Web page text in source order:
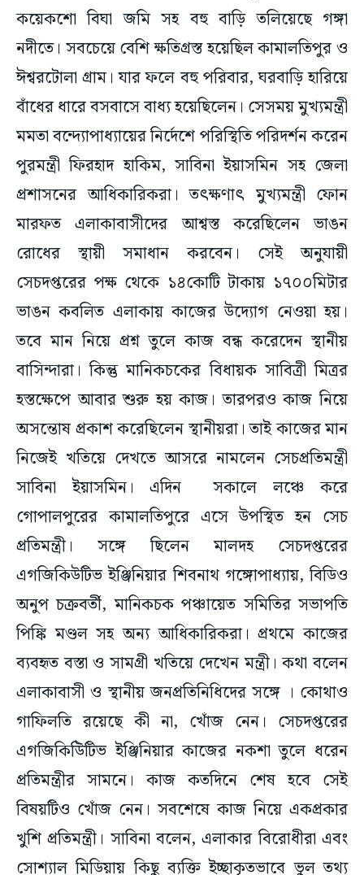
কয়েকশো বিঘা জমি সহ বহু বাড়ি তলিয়েছে গঙ্গা
নদীতে। সবচেয়ে বেশি ক্ষতিগ্রস্ত হয়েছিল কামালতিপুর ও
ঈশ্বরটোলা গ্রাম। যার ফলে বহু পরিবার, ঘরবাড়ি হারিয়ে
বাঁধের ধারে বসবাসে বাধ্য হয়েছিলেন। সেসময় মুখ্যমন্ত্রী
মমতা বন্দ্যোপাধ্যায়ের নির্দেশে পরিস্থিতি পরিদর্শন করেন
পুরমন্ত্রী ফিরহাদ হাকিম, সাবিনা ইয়াসমিন সহ জেলা
প্রশাসনের আধিকারিকরা। তৎক্ষণাৎ মুখ্যমন্ত্রী ফোন
মারফত এলাকাবাসীদের আশ্বস্ত করেছিলেন ভাঙন
রোধের স্থায়ী সমাধান করবেন। সেই অনুযায়ী
সেচদপ্তরের পক্ষ থেকে ১৪কোটি টাকায় ১৭০০মিটার
ভাঙন কবলিত এলাকায় কাজের উদ্যোগ নেওয়া হয়।
তবে মান নিয়ে প্রশ্ন তুলে কাজ বন্ধ করেদেন স্থানীয়
বাসিন্দারা। কিন্তু মানিকচকের বিধায়ক সাবিত্রী মিত্রর
হস্তক্ষেপে আবার শুরু হয় কাজ। তারপরও কাজ নিয়ে
অসন্তোষ প্রকাশ করেছিলেন স্থানীয়রা। তাই কাজের মান
নিজেই খতিয়ে দেখতে আসরে নামলেন সেচপ্রতিমন্ত্রী
সাবিনা ইয়াসমিন। এদিন সকালে লঞ্চে করে
গোপালপুরের কামালতিপুরে এসে উপস্থিত হন সেচ
প্রতিমন্ত্রী। সঙ্গে ছিলেন মালদহ সেচদপ্তরের
এগজিকিউটিভ ইঞ্জিনিয়ার শিবনাথ গঙ্গোপাধ্যায়, বিডিও
অনুপ চক্রবর্তী, মানিকচক পঞ্চায়েত সমিতির সভাপতি
পিঙ্কি মণ্ডল সহ অন্য আধিকারিকরা। প্রথমে কাজের
ব্যবহৃত বস্তা ও সামগ্রী খতিয়ে দেখেন মন্ত্রী। কথা বলেন
এলাকাবাসী ও স্থানীয় জনপ্রতিনিধিদের সঙ্গে । কোথাও
গাফিলতি রয়েছে কী না, খোঁজ নেন। সেচদপ্তরের
এগজিকিউিটিভ ইঞ্জিনিয়ার কাজের নকশা তুলে ধরেন
প্রতিমন্ত্রীর সামনে। কাজ কতদিনে শেষ হবে সেই
বিষয়টিও খোঁজ নেন। সবশেষে কাজ নিয়ে একপ্রকার
খুশি প্রতিমন্ত্রী। সাবিনা বলেন, এলাকার বিরোধীরা এবং
সোশ্যাল মিডিয়ায় কিছু ব্যক্তি ইচ্ছাকৃতভাবে ভুল তথ্য